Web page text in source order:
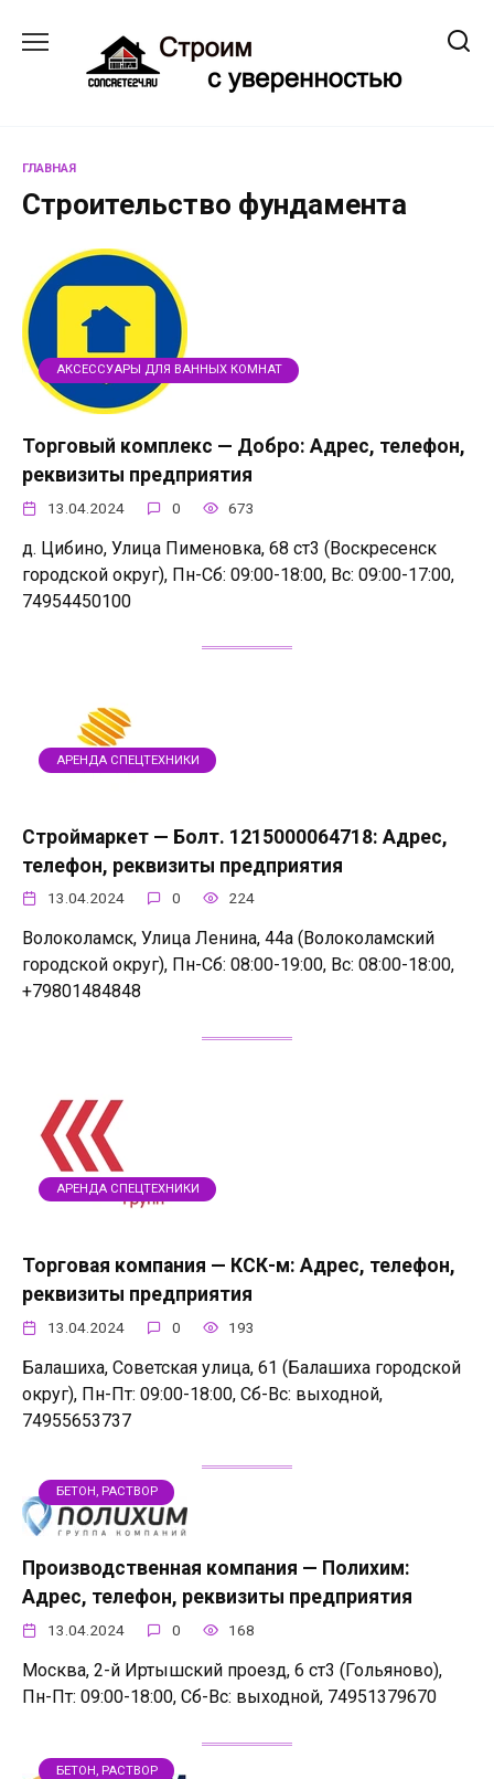
содержанию
ГЛАВНАЯ
Строительство фундамента
АКСЕССУАРЫ ДЛЯ ВАННЫХ КОМНАТ
Торговый комплекс — Добро: Адрес, телефон,
реквизиты предприятия
13.04.2024 0 673
д. Цибино, Улица Пименовка, 68 ст3 (Воскресенск
городской округ), Пн-Сб: 09:00-18:00, Вс: 09:00-17:00,
74954450100
АРЕНДА СПЕЦТЕХНИКИ
Строймаркет — Болт. 1215000064718: Адрес,
телефон, реквизиты предприятия
13.04.2024 0 224
Волоколамск, Улица Ленина, 44а (Волоколамский
городской округ), Пн-Сб: 08:00-19:00, Вс: 08:00-18:00,
+79801484848
АРЕНДА СПЕЦТЕХНИКИ
Торговая компания — КСК-м: Адрес, телефон,
реквизиты предприятия
13.04.2024 0 193
Балашиха, Советская улица, 61 (Балашиха городской
округ), Пн-Пт: 09:00-18:00, Сб-Вс: выходной,
74955653737
БЕТОН, РАСТВОР
Производственная компания — Полихим:
Адрес, телефон, реквизиты предприятия
13.04.2024 0 168
Москва, 2-й Иртышский проезд, 6 ст3 (Гольяново),
Пн-Пт: 09:00-18:00, Сб-Вс: выходной, 74951379670
БЕТОН, РАСТВОР